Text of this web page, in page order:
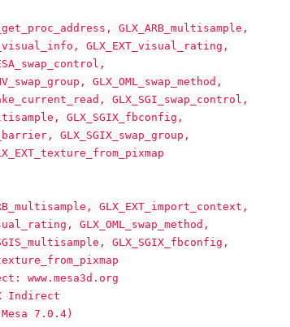
GLX_ARB_multisample,
GLX_EXT_visual_rating,
GLX_OML_swap_method,
GLX_SGI_swap_control,
GLX_SGIX_fbconfig,
GLX_SGIX_swap_group,
GLX_EXT_import_context,
GLX_OML_swap_method,
GLX_SGIX_fbconfig,
www.mesa3d.org
Indirect
7.0.4)